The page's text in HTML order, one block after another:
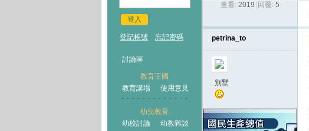
登入
登記帳號 忘記密碼
討論區
教育王國
教育講場
使用意見
幼兒教育
幼校討論
幼教雜談 王國
›
查看: 2019 回覆: 5
petrina_to
別墅